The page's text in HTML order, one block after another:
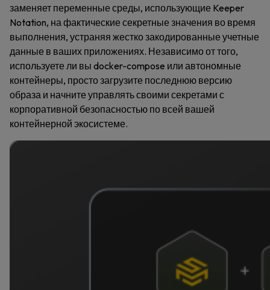
заменяет переменные среды, использующие Keeper
Notation, на фактические секретные значения во время
выполнения, устраняя жестко закодированные учетные
данные в ваших приложениях. Независимо от того,
используете ли вы docker-compose или автономные
контейнеры, просто загрузите последнюю версию
образа и начните управлять своими секретами с
корпоративной безопасностью по всей вашей
контейнерной экосистеме.